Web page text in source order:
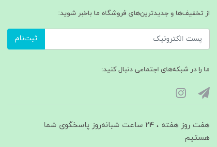
از تخفیف‌ها و جدیدترین‌های فروشگاه ما باخبر شوید:
ثبت‌نام
ما را در شبکه‌های اجتماعی دنبال کنید:
هفت روز هفته ، ۲۴ ساعت شبانه‌روز پاسخگوی شما
هستیم